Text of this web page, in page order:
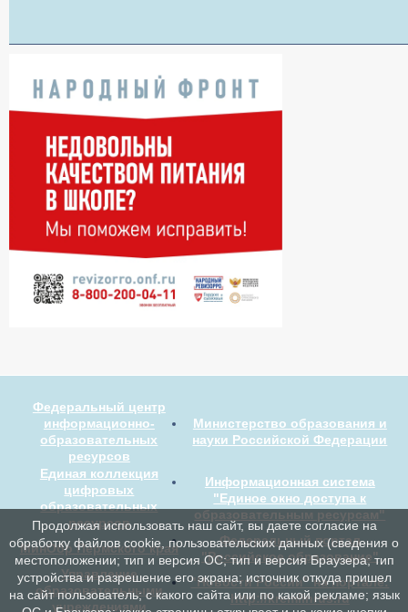
Федеральный центр
информационно-
образовательных
ресурсов
Министерство образования и
науки Российской Федерации
Единая коллекция
цифровых
образовательных
ресурсов
Информационная система
"Единое окно доступа к
образовательным ресурсам"
МинОбр Пермского края
Федеральный портал
"Российское образование"
Управление
образовательными
учреждениями
"Новости России" на портале:
http://kremlinrus.ru
Продолжая использовать наш сайт, вы даете согласие на
обработку файлов cookie, пользовательских данных (сведения о
местоположении; тип и версия ОС; тип и версия Браузера; тип
устройства и разрешение его экрана; источник откуда пришел
на сайт пользователь; с какого сайта или по какой рекламе; язык